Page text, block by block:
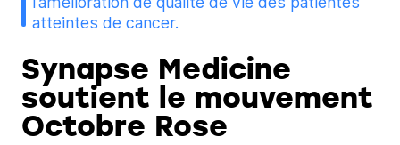
atteintes de cancer.
Synapse Medicine
soutient le mouvement
Octobre Rose